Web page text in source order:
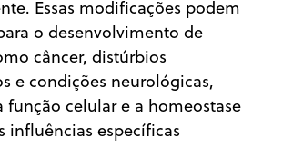
Essas modificações podem
o desenvolvimento de
câncer, distúrbios
e condições neurológicas,
função celular e a homeostase
influências específicas